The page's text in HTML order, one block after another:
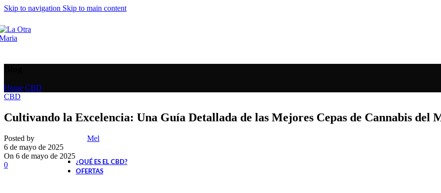
Skip to navigation Skip to main content
Alimentación con CBD
Parafernalia
¿QUÉ ES EL CBD?
OFERTAS
Home CBD
CBD
Cultivando la Excelencia: Una Guía Detallada de las Mejores Cepas de Cannabis del
Posted by
Mel
6 de mayo de 2025
On 6 de mayo de 2025
0